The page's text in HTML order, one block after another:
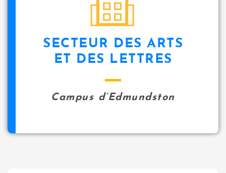
SECTEUR DES ARTS
ET DES LETTRES
Campus d’Edmundston